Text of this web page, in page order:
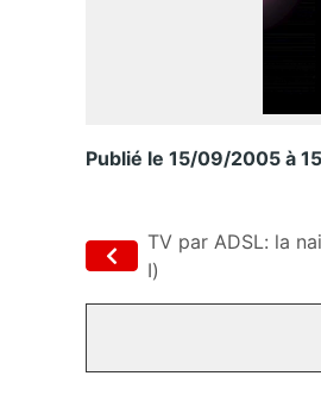
Publié le 15/09/2005 à
TV par ADSL: la
I)